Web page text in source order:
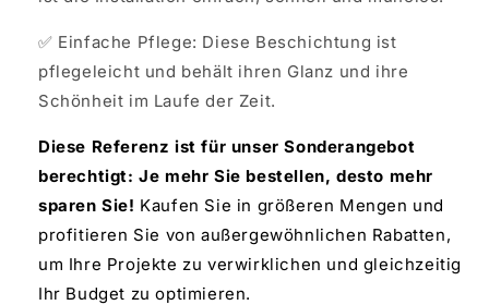
✅ Einfache Pflege: Diese Beschichtung ist
pflegeleicht und behält ihren Glanz und ihre
Schönheit im Laufe der Zeit.
Diese Referenz ist für unser Sonderangebot
berechtigt: Je mehr Sie bestellen, desto mehr
sparen Sie! Kaufen Sie in größeren Mengen und
profitieren Sie von außergewöhnlichen Rabatten,
um Ihre Projekte zu verwirklichen und gleichzeitig
Ihr Budget zu optimieren.